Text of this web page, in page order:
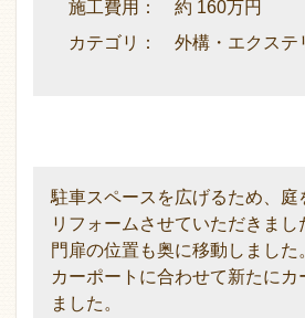
施工費用： 約 160万円
カテゴリ： 外構・エクステ
駐車スペースを広げるため、庭
リフォームさせていただきま
門扉の位置も奥に移動しまし
カーポートに合わせて新たにカ
ました。